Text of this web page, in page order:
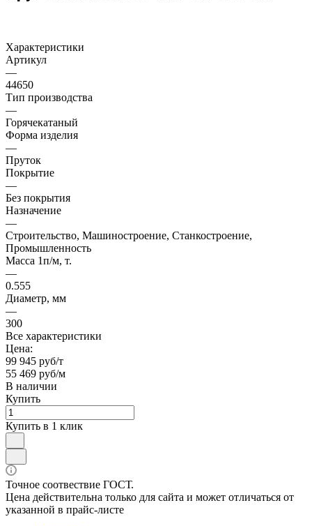
Характеристики
Артикул
—
44650
Тип производства
—
Горячекатаный
Форма изделия
—
Пруток
Покрытие
—
Без покрытия
Назначение
—
Строительство, Машиностроение, Станкостроение,
Промышленность
Масса 1п/м, т.
—
0.555
Диаметр, мм
—
300
Все характеристики
Цена:
99 945 руб/т
55 469 руб/м
В наличии
Купить
Купить в 1 клик
Точное соотвествие ГОСТ.
Цена действительна только для сайта и может отличаться от
указанной в прайс-листе